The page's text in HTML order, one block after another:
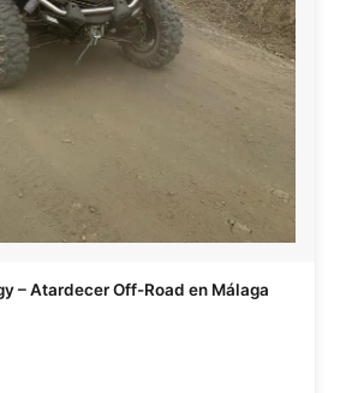
– Atardecer Off-Road en Málaga